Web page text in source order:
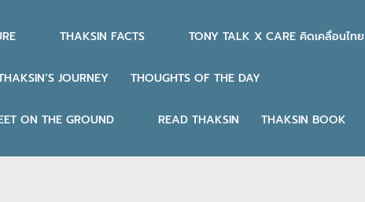
THAKSIN FACTS TONY TALK X CARE คิดเคลื่อนไทย
JOURNEY THOUGHTS OF THE DAY
ON THE GROUND READ THAKSIN THAKSIN BOOK